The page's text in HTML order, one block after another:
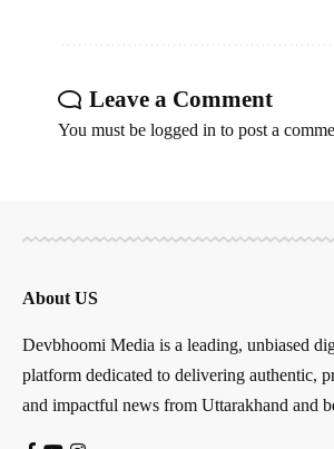
Leave a Comment
You must be logged in to post a
About US
Devbhoomi Media is a leading, unbiased
platform dedicated to delivering authentic,
and impactful news from Uttarakhand and